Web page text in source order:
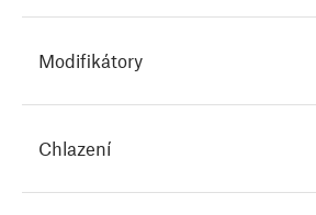
Modifikátory
Chlazení